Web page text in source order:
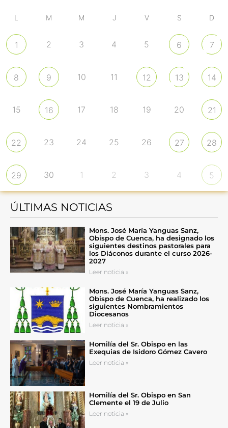
L M M J V S D
1 2 3 4 5 6 7
8 9 10 11 12 13 14
15 16 17 18 19 20 21
22 23 24 25 26 27 28
29 30 1 2 3 4 5
ÚLTIMAS NOTICIAS
Mons. José María Yanguas Sanz,
Obispo de Cuenca, ha designado los
siguientes destinos pastorales para
los Diáconos durante el curso 2026-
2027
Leer noticia »
Mons. José María Yanguas Sanz,
Obispo de Cuenca, ha realizado los
siguientes Nombramientos
Diocesanos
Leer noticia »
Homilía del Sr. Obispo en las
Exequias de Isidoro Gómez Cavero
Leer noticia »
Homilía del Sr. Obispo en San
Clemente el 19 de Julio
Leer noticia »